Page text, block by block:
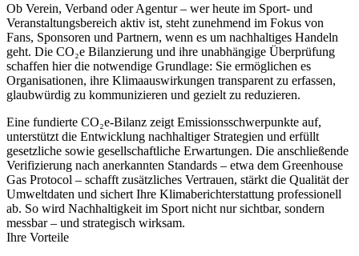
Ob Verein, Verband oder Agentur – wer heute im Sport- und
Veranstaltungsbereich aktiv ist, steht zunehmend im Fokus von
Fans, Sponsoren und Partnern, wenn es um nachhaltiges Handeln
geht. Die CO₂e Bilanzierung und ihre unabhängige Überprüfung
schaffen hier die notwendige Grundlage: Sie ermöglichen es
Organisationen, ihre Klimaauswirkungen transparent zu erfassen,
glaubwürdig zu kommunizieren und gezielt zu reduzieren.
Eine fundierte CO₂e-Bilanz zeigt Emissionsschwerpunkte auf,
unterstützt die Entwicklung nachhaltiger Strategien und erfüllt
gesetzliche sowie gesellschaftliche Erwartungen. Die anschließende
Verifizierung nach anerkannten Standards – etwa dem Greenhouse
Gas Protocol – schafft zusätzliches Vertrauen, stärkt die Qualität der
Umweltdaten und sichert Ihre Klimaberichterstattung professionell
ab. So wird Nachhaltigkeit im Sport nicht nur sichtbar, sondern
messbar – und strategisch wirksam.
Ihre Vorteile